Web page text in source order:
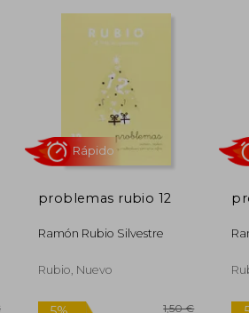
5%
dcto.
problemas rubio 12
Ramón Rubio Silvestre
Rubio, Nuevo